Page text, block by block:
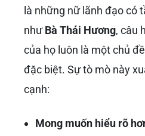
là những nữ lãnh đạo có
nhưBà Thái Hương, câu
của họ luôn là một chủ
đặc biệt. Sự tò mò này
cạnh:
Mong muốn hiểu rõ